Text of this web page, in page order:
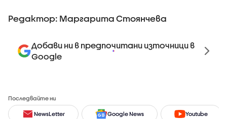
Редактор: Маргарита Стоянчева
Добави ни в предпочитани източници в
Google
Последвайте ни
NewsLetter Google News Youtube